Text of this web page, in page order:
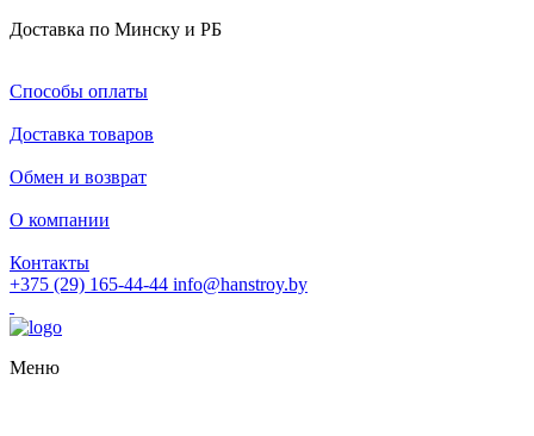
Доставка по Минску и РБ
Способы оплаты
Доставка товаров
Обмен и возврат
О компании
Контакты
+375 (29) 165-44-44 info@hanstroy.by
Меню